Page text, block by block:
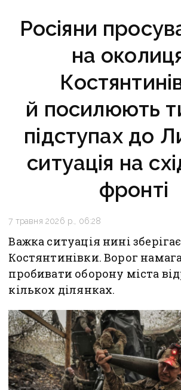
Росіяни
на
й посилюють
підступах до
ситуація на
фронті
7 травня 2026 р., 06:28
Важка ситуація нині
Костянтинівки. Ворог
пробивати оборону міста
кількох ділянках.